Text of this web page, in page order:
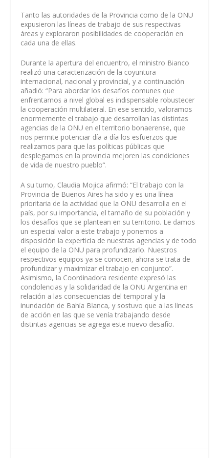
Tanto las autoridades de la Provincia como de la ONU
expusieron las líneas de trabajo de sus respectivas
áreas y exploraron posibilidades de cooperación en
cada una de ellas.
Durante la apertura del encuentro, el ministro Bianco
realizó una caracterización de la coyuntura
internacional, nacional y provincial, y a continuación
añadió: “Para abordar los desafíos comunes que
enfrentamos a nivel global es indispensable robustecer
la cooperación multilateral. En ese sentido, valoramos
enormemente el trabajo que desarrollan las distintas
agencias de la ONU en el territorio bonaerense, que
nos permite potenciar día a día los esfuerzos que
realizamos para que las políticas públicas que
desplegamos en la provincia mejoren las condiciones
de vida de nuestro pueblo”.
A su turno, Claudia Mojica afirmó: “El trabajo con la
Provincia de Buenos Aires ha sido y es una línea
prioritaria de la actividad que la ONU desarrolla en el
país, por su importancia, el tamaño de su población y
los desafíos que se plantean en su territorio. Le damos
un especial valor a este trabajo y ponemos a
disposición la experticia de nuestras agencias y de todo
el equipo de la ONU para profundizarlo. Nuestros
respectivos equipos ya se conocen, ahora se trata de
profundizar y maximizar el trabajo en conjunto”.
Asimismo, la Coordinadora residente expresó las
condolencias y la solidaridad de la ONU Argentina en
relación a las consecuencias del temporal y la
inundación de Bahía Blanca, y sostuvo que a las líneas
de acción en las que se venía trabajando desde
distintas agencias se agrega este nuevo desafío.